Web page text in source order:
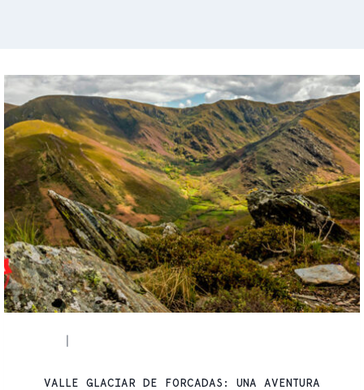
VALLE GLACIAR DE FORCADAS: UNA AVENTURA